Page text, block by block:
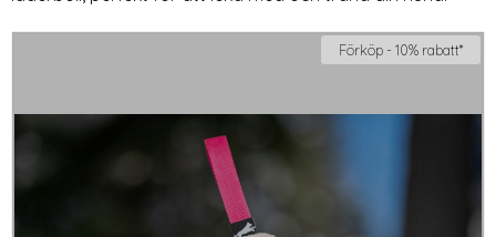
Förköp - 10% rabatt*